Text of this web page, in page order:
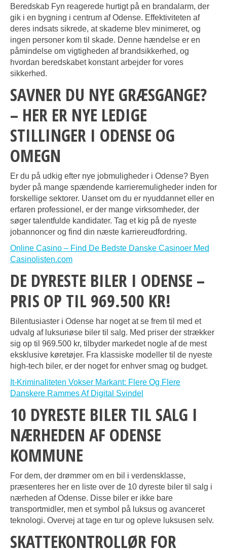
Beredskab Fyn reagerede hurtigt på en brandalarm, der
gik i en bygning i centrum af Odense. Effektiviteten af
deres indsats sikrede, at skaderne blev minimeret, og
ingen personer kom til skade. Denne hændelse er en
påmindelse om vigtigheden af brandsikkerhed, og
hvordan beredskabet konstant arbejder for vores
sikkerhed.
SAVNER DU NYE GRÆSGANGE?
– HER ER NYE LEDIGE
STILLINGER I ODENSE OG
OMEGN
Er du på udkig efter nye jobmuligheder i Odense? Byen
byder på mange spændende karrieremuligheder inden for
forskellige sektorer. Uanset om du er nyuddannet eller en
erfaren professionel, er der mange virksomheder, der
søger talentfulde kandidater. Tag et kig på de nyeste
jobannoncer og find din næste karriereudfordring.
Online Casino – Find De Bedste Danske Casinoer Med
Casinolisten.com
DE DYRESTE BILER I ODENSE –
PRIS OP TIL 969.500 KR!
Bilentusiaster i Odense har noget at se frem til med et
udvalg af luksuriøse biler til salg. Med priser der strækker
sig op til 969.500 kr, tilbyder markedet nogle af de mest
eksklusive køretøjer. Fra klassiske modeller til de nyeste
high-tech biler, er der noget for enhver smag og budget.
It-Kriminaliteten Vokser Markant: Flere Og Flere
Danskere Rammes Af Digital Svindel
10 DYRESTE BILER TIL SALG I
NÆRHEDEN AF ODENSE
KOMMUNE
For dem, der drømmer om en bil i verdensklasse,
præsenteres her en liste over de 10 dyreste biler til salg i
nærheden af Odense. Disse biler er ikke bare
transportmidler, men et symbol på luksus og avanceret
teknologi. Overvej at tage en tur og opleve luksusen selv.
SKATTEKONTROLLØR FOR